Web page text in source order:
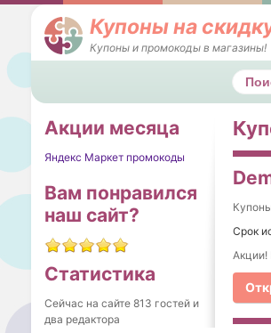
Купоны на
Купоны и промокоды в магазины!
Поиск
Акции месяца
Яндекс Маркет промокоды
Вам понравился
наш сайт?
Статистика
Сейчас на сайте 813 гостей и
два редактора
Срок
Акции!